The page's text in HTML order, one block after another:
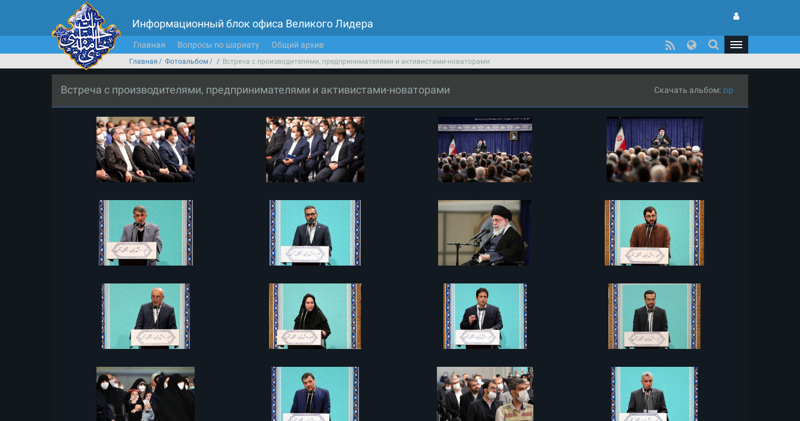
Информационный блок офиса Великого Лидера
Главная Вопросы по шариату Общий архив
Главная Фотоальбом Встреча с производителями, предпринимателями и активистами-новаторами
Встреча с производителями, предпринимателями и активистами-новаторами Скачать альбом:zip